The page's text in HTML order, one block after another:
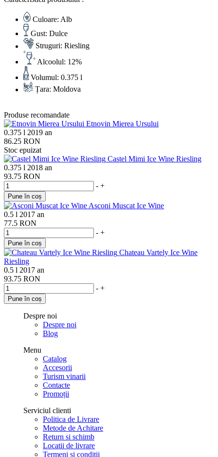
Culoare: Alb
Gust:Dulce
Struguri:Riesling
Alcoolul: 12%
Volumul: 0.375 l
Țara:Moldova
Produse recomandate
Etnovin Mierea Ursului
0.375 l 2019 an
86.25 RON
Stoc epuizat
Castel Mimi Ice Wine Riesling
0.375 l 2018 an
93.75 RON
- +
Pune în coș
Asconi Muscat Ice Wine
0.5 l 2017 an
77.5 RON
- +
Pune în coș
Chateau Vartely Ice Wine
Riesling
0.5 l 2017 an
93.75 RON
- +
Pune în coș
Despre noi
Despre noi
Blog
Menu
Catalog
Accesorii
Turism vinarii
Contacte
Promoții
Serviciul clienti
Politica de Livrare
Metode de Achitare
Return si schimb
Locatii de livrare
Termeni si conditii